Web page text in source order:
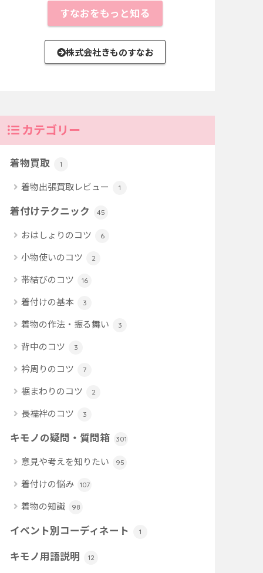
すなおをもっと知る
株式会社きものすなお
カテゴリー
着物買取 1
着物出張買取レビュー 1
着付けテクニック 45
おはしょりのコツ 6
小物使いのコツ 2
帯結びのコツ 16
着付けの基本 3
着物の作法・振る舞い 3
背中のコツ 3
衿周りのコツ 7
裾まわりのコツ 2
長襦袢のコツ 3
キモノの疑問・質問箱 301
意見や考えを知りたい 95
着付けの悩み 107
着物の知識 98
イベント別コーディネート 1
キモノ用語説明 12